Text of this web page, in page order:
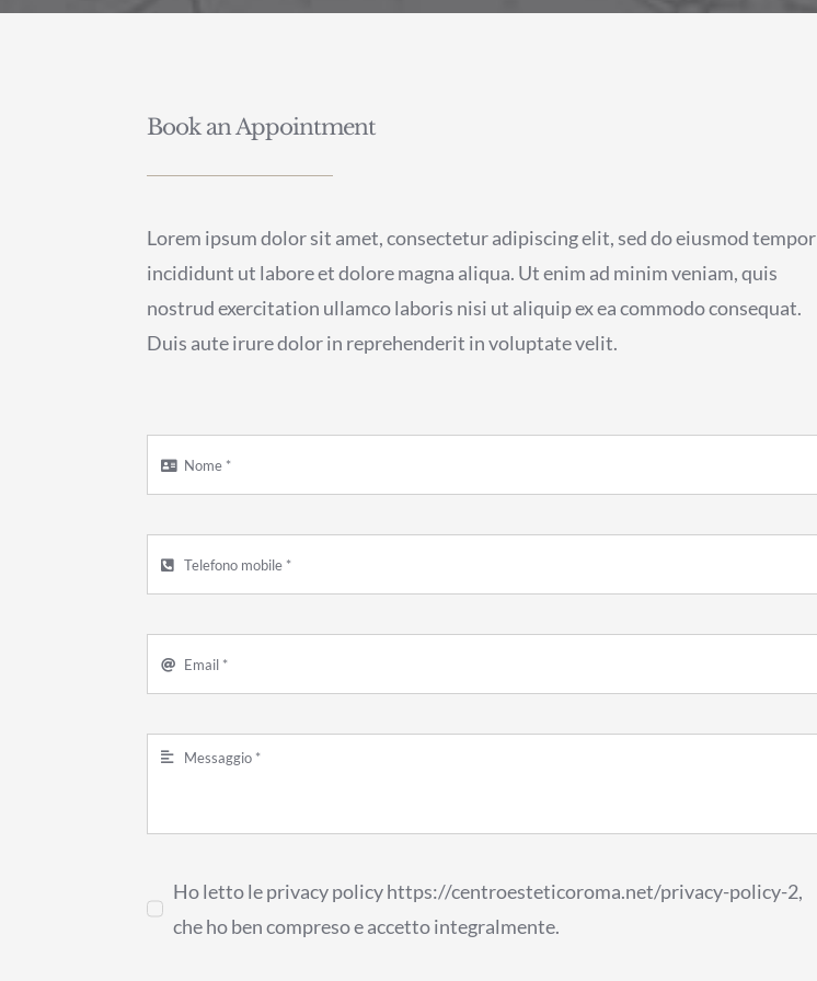
Book an Appointment
Lorem ipsum dolor sit amet, consectetur adipiscing elit, sed do eiusmod tempor
incididunt ut labore et dolore magna aliqua. Ut enim ad minim veniam, quis
nostrud exercitation ullamco laboris nisi ut aliquip ex ea commodo consequat.
Duis aute irure dolor in reprehenderit in voluptate velit.
Ho letto le privacy policy https://centroesteticoroma.net/privacy-policy-2,
che ho ben compreso e accetto integralmente.